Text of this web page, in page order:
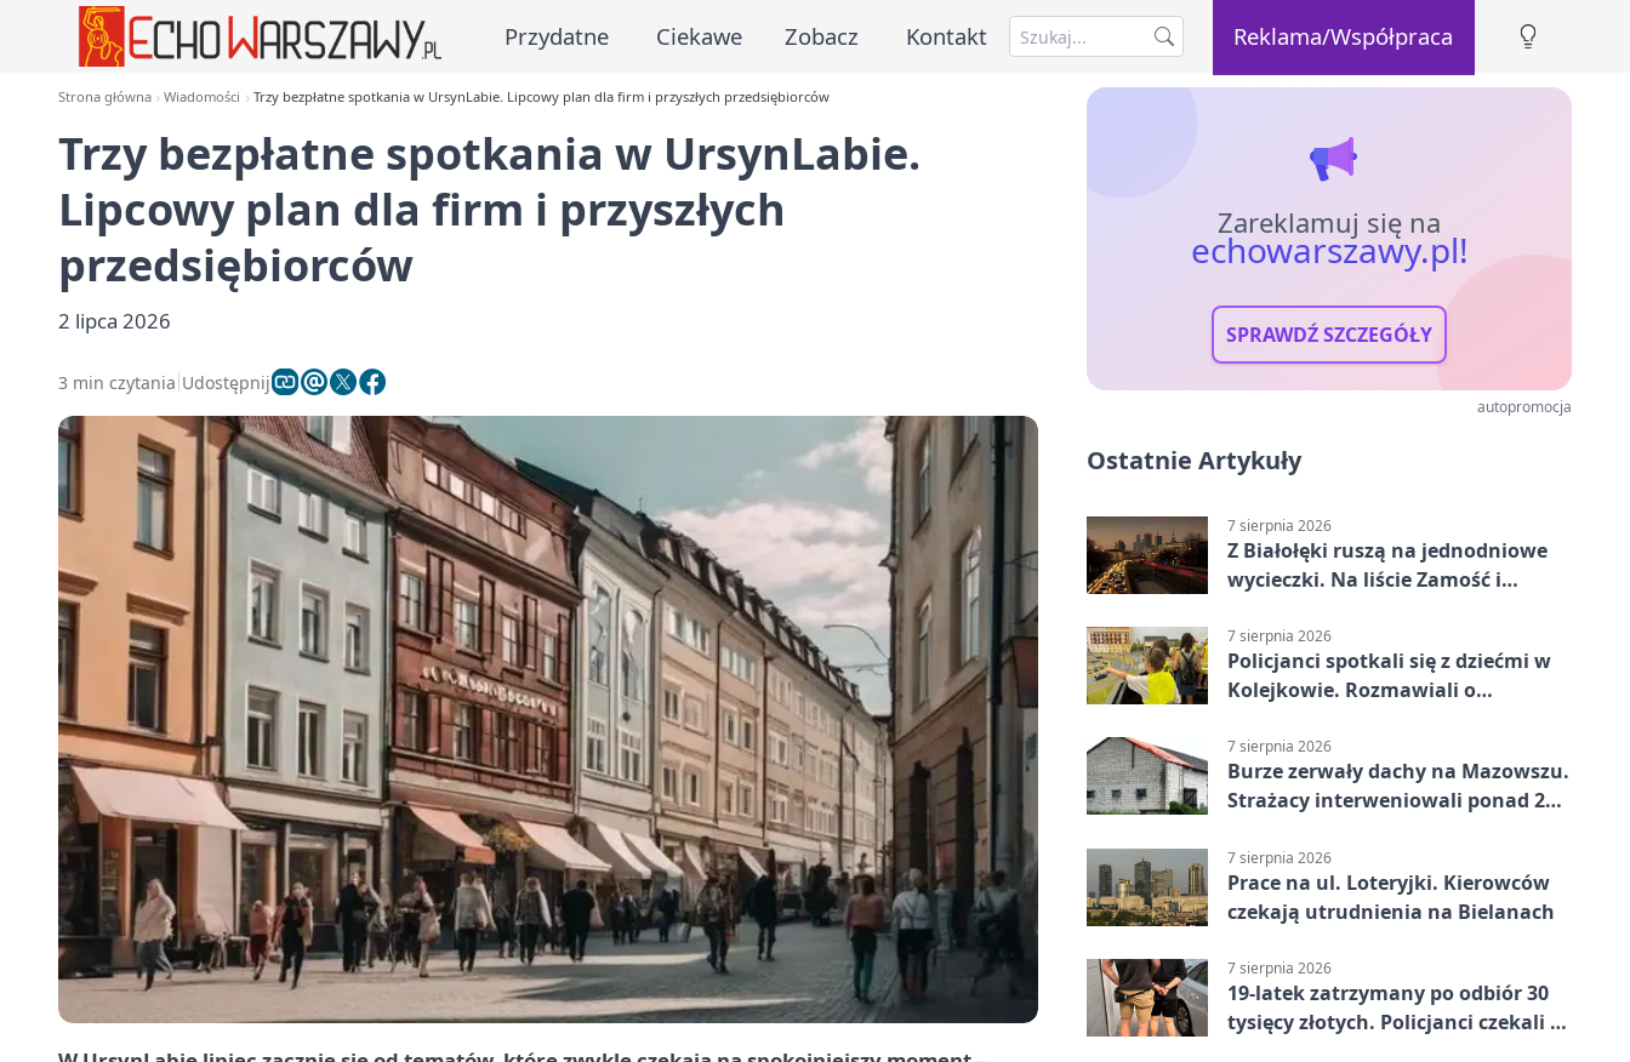
Przydatne Ciekawe Zobacz Kontakt Reklama/Współpraca
Strona główna Wiadomości Trzy bezpłatne spotkania w UrsynLabie. Lipcowy plan dla firm i przyszłych przedsiębiorców
Trzy bezpłatne spotkania w UrsynLabie.
Lipcowy plan dla firm i przyszłych
przedsiębiorców
2 lipca 2026
3 min czytania Udostępnij
Zareklamuj się na
echowarszawy.pl!
SPRAWDŹ SZCZEGÓŁY
autopromocja
Ostatnie Artykuły
7 sierpnia 2026
Z Białołęki ruszą na jednodniowe
wycieczki. Na liście Zamość i
7 sierpnia 2026
Policjanci spotkali się z dziećmi w
Kolejkowie. Rozmawiali o
7 sierpnia 2026
Burze zerwały dachy na Mazowszu.
Strażacy interweniowali ponad 250
7 sierpnia 2026
Prace na ul. Loteryjki. Kierowców
czekają utrudnienia na Bielanach
7 sierpnia 2026
19-latek zatrzymany po odbiór 30
tysięcy złotych. Policjanci czekali w